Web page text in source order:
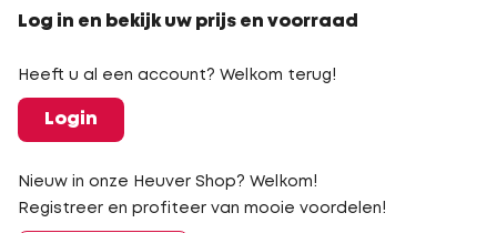
Log in en bekijk uw prijs en voorraad
Heeft u al een account? Welkom terug!
Login
Nieuw in onze Heuver Shop? Welkom!
Registreer en profiteer van mooie voordelen!